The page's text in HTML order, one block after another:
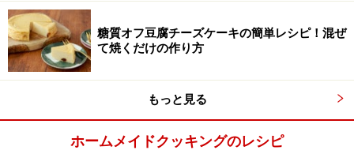
混ぜ合わせる。
ボウルにクリームチーズ、サワークリーム、マスカルポ
ーネ、バター、ヴァニラビーンズを入れへらで練り合わ
せます。グラニュー糖も加えさらによく混ぜ合わせます
（あわせる量が多い時は清潔な手で潰しながら混ぜ合わ
せ、グラニュー糖を加えへらでよく混ぜ合わせると簡単
糖質オフ豆腐チーズケーキの簡単レシピ！混ぜ
て焼くだけの作り方
もっと見る
ホームメイドクッキングのレシピ